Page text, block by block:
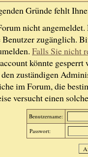
Gründe fehlt
nicht
Benutzer zugänglich.
Falls Sie nicht
könnte gesperrt
zuständigen
im Forum, die
versucht einen
Benutzername:
Passwort: